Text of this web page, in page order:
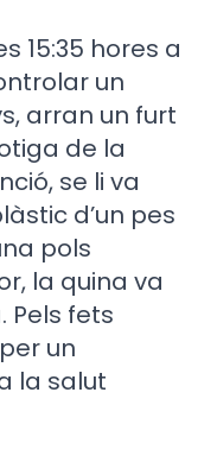
15:35 hores a
un
arran un furt
de la
se li va
d’un pes
pols
la quina va
Pels fets
un
la salut